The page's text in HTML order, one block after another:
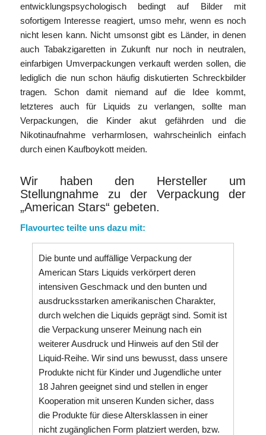
entwicklungspsychologisch bedingt auf Bilder mit
sofortigem Interesse reagiert, umso mehr, wenn es noch
nicht lesen kann. Nicht umsonst gibt es Länder, in denen
auch Tabakzigaretten in Zukunft nur noch in neutralen,
einfarbigen Umverpackungen verkauft werden sollen, die
lediglich die nun schon häufig diskutierten Schreckbilder
tragen. Schon damit niemand auf die Idee kommt,
letzteres auch für Liquids zu verlangen, sollte man
Verpackungen, die Kinder akut gefährden und die
Nikotinaufnahme verharmlosen, wahrscheinlich einfach
durch einen Kaufboykott meiden.
Wir haben den Hersteller um
Stellungnahme zu der Verpackung der
„American Stars“ gebeten.
Flavourtec teilte uns dazu mit:
Die bunte und auffällige Verpackung der
American Stars Liquids verkörpert deren
intensiven Geschmack und den bunten und
ausdrucksstarken amerikanischen Charakter,
durch welchen die Liquids geprägt sind. Somit ist
die Verpackung unserer Meinung nach ein
weiterer Ausdruck und Hinweis auf den Stil der
Liquid-Reihe. Wir sind uns bewusst, dass unsere
Produkte nicht für Kinder und Jugendliche unter
18 Jahren geeignet sind und stellen in enger
Kooperation mit unseren Kunden sicher, dass
die Produkte für diese Altersklassen in einer
nicht zugänglichen Form platziert werden, bzw.